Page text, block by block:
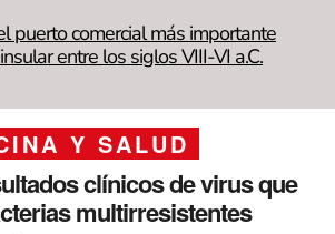
puerto comercial más importante
entre los siglos VIII-VI a.C.
Y SALUD
clínicos de virus que
multirresistentes